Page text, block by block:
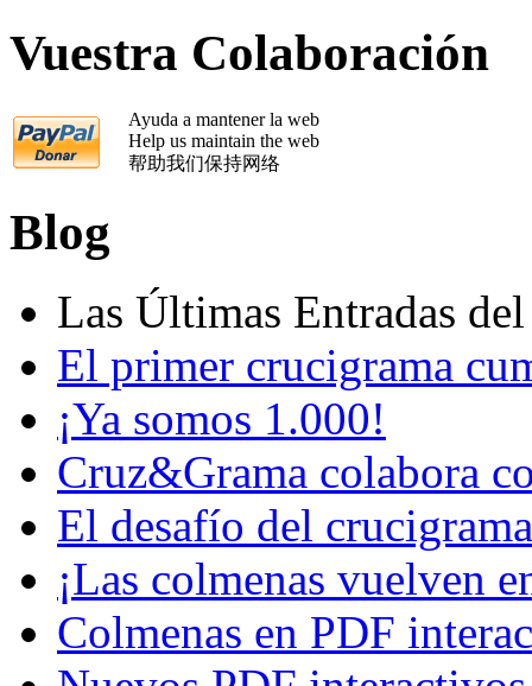
Vuestra Colaboración
Ayuda a mantener la web
Help us maintain the web
帮助我们保持网络
Blog
Las Últimas Entradas
El primer crucigrama
¡Ya somos 1.000!
Cruz&Grama colabora
El desafío del
¡Las colmenas vuelven
Colmenas en PDF